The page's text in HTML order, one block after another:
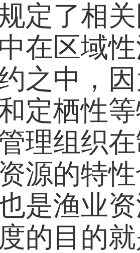
定了相
在区域
之中，
定栖性
理组织
源的特
是渔业
的目的